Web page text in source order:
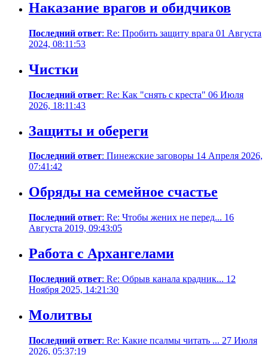
Наказание врагов и обидчиков
Последний ответ: Re: Пробить защиту врага 01 Августа
2024, 08:11:53
Чистки
Последний ответ: Re: Как "снять с креста" 06 Июля
2026, 18:11:43
Защиты и обереги
Последний ответ: Пинежские заговоры 14 Апреля 2026,
07:41:42
Обряды на семейное счастье
Последний ответ: Re: Чтобы жених не перед... 16
Августа 2019, 09:43:05
Работа с Архангелами
Последний ответ: Re: Обрыв канала крадник... 12
Ноября 2025, 14:21:30
Молитвы
Последний ответ: Re: Какие псалмы читать ... 27 Июля
2026, 05:37:19